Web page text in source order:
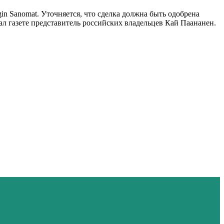
Уточняется, что сделка должна быть одобрена
представитель российских владельцев Кай Паананен.